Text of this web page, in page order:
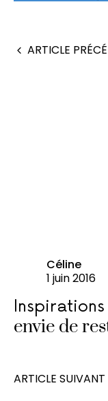
ARTICLE
Céline
1 juin 2016
Inspirations
envie de
ARTICLE SUIVANT